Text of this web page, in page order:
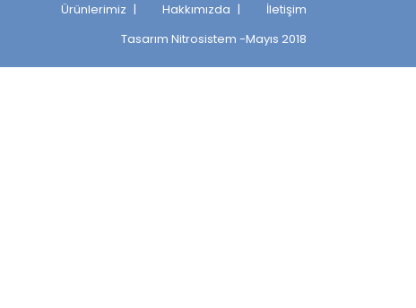
Ürünlerimiz Hakkımızda
İletişim
Tasarım Nitrosistem -Mayıs 2018